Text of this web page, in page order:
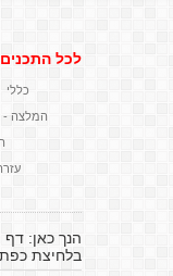
לכל
כללי
המלצה -
הנך כאן:דף
בלחיצת